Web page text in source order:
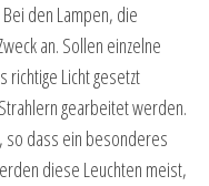
den Lampen, die
an. Sollen einzelne
richtige Licht gesetzt
gearbeitet werden.
so dass ein besonderes
diese Leuchten meist,